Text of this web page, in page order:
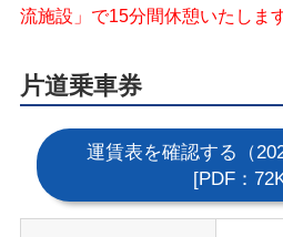
流施設」で15分間休憩いたします
片道乗車券
運賃表を確認する（
[PDF：